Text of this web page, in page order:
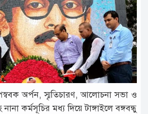
অর্পন, স্মৃতিচারণ, আলোচনা সভা ও
কর্মসূচির মধ্য দিয়ে টাঙ্গাইলে বঙ্গবন্ধু